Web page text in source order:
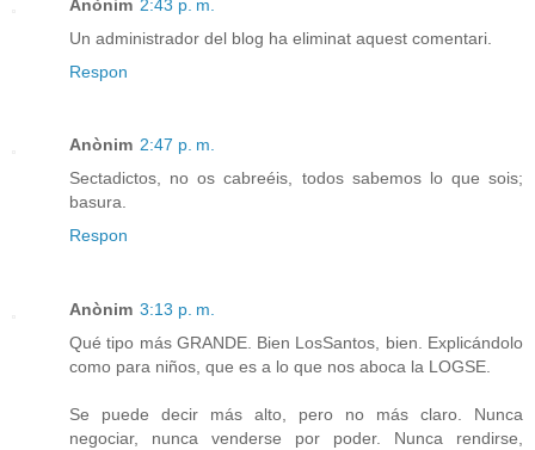
Anònim 2:43 p. m.
Un administrador del blog ha eliminat aquest comentari.
Respon
Anònim 2:47 p. m.
Sectadictos, no os cabreéis, todos sabemos lo que sois;
basura.
Respon
Anònim 3:13 p. m.
Qué tipo más GRANDE. Bien LosSantos, bien. Explicándolo
como para niños, que es a lo que nos aboca la LOGSE.
Se puede decir más alto, pero no más claro. Nunca
negociar, nunca venderse por poder. Nunca rendirse,